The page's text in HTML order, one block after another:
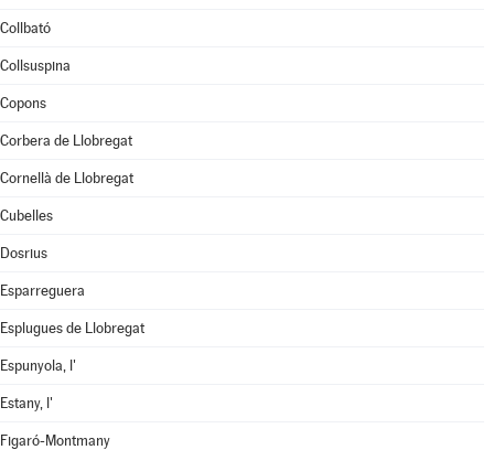
Collbató
Collsuspina
Copons
Corbera de Llobregat
Cornellà de Llobregat
Cubelles
Dosrius
Esparreguera
Esplugues de Llobregat
Espunyola, l'
Estany, l'
Figaró-Montmany